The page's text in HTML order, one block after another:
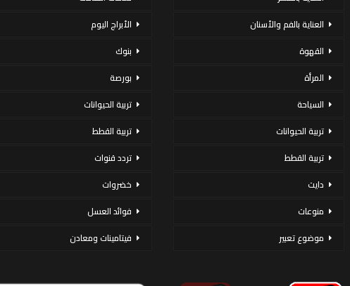
العناية بالفم والأسنان
القهوة
المرأة
السياحة
تربية الحيوانات
تربية القطط
دايت
منوعات
موضوع تعبير
الأبراج اليوم
بنوك
بورصة
تربية الحيوانات
تربية القطط
تردد قنوات
خضروات
فوائد العسل
فيتامينات ومعادن